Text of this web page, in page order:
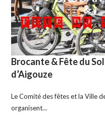
Brocante & Fête du
d’Aigouze
Le Comité des fêtes et la Ville
organisent…